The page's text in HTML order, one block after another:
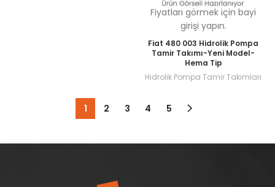
Fiyatları görmek için bayi
girişi yapın.
Fiat 480 003 Hidrolik Pompa
Tamir Takımı-Yeni Model-
Hema Tip
Hidrolik Pompa Tamir Takımları
1 2 3 4 5